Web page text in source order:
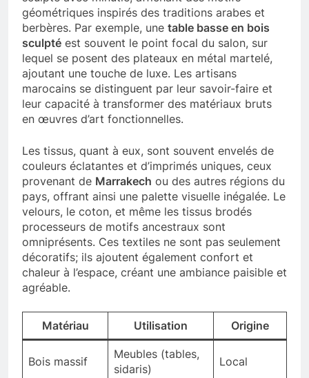
géométriques inspirés des traditions arabes et
berbères. Par exemple, une table basse en bois
sculpté est souvent le point focal du salon, sur
lequel se posent des plateaux en métal martelé,
ajoutant une touche de luxe. Les artisans
marocains se distinguent par leur savoir-faire et
leur capacité à transformer des matériaux bruts
en œuvres d’art fonctionnelles.
Les tissus, quant à eux, sont souvent envelés de
couleurs éclatantes et d’imprimés uniques, ceux
provenant de Marrakech ou des autres régions du
pays, offrant ainsi une palette visuelle inégalée. Le
velours, le coton, et même les tissus brodés
processeurs de motifs ancestraux sont
omniprésents. Ces textiles ne sont pas seulement
décoratifs; ils ajoutent également confort et
chaleur à l’espace, créant une ambiance paisible et
agréable.
Matériau Utilisation Origine
Bois massif
Meubles (tables,
sidaris)
Local